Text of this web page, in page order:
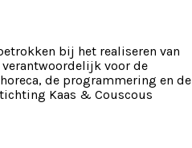
bij het realiseren van
voor de
de programmering en de
Kaas & Couscous